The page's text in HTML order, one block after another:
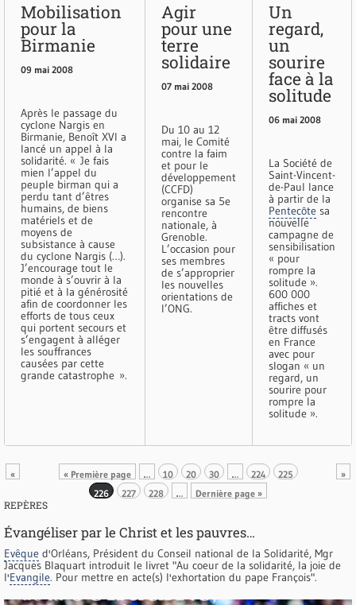
Mobilisation
pour la
Birmanie
09 mai 2008
Après le passage du
cyclone Nargis en
Birmanie, Benoît XVI a
lancé un appel à la
solidarité. « Je fais
mien l’appel du
peuple birman qui a
perdu tant d’êtres
humains, de biens
matériels et de
moyens de
subsistance à cause
du cyclone Nargis (…).
J’encourage tout le
monde à s’ouvrir à la
pitié et à la générosité
afin de coordonner les
efforts de tous ceux
qui portent secours et
s’engagent à alléger
les souffrances
causées par cette
grande catastrophe ».
Agir
pour une
terre
solidaire
07 mai 2008
Du 10 au 12
mai, le Comité
contre la faim
et pour le
développement
(CCFD)
organise sa 5e
rencontre
nationale, à
Grenoble.
L’occasion pour
ses membres
de s’approprier
les nouvelles
orientations de
l’ONG.
Un
regard,
un
sourire
face à la
solitude
06 mai 2008
La Société de
Saint-Vincent-
de-Paul lance
à partir de la
Pentecôte sa
nouvelle
campagne de
sensibilisation
« pour
rompre la
solitude ».
600 000
affiches et
tracts vont
être diffusés
en France
avec pour
slogan « un
regard, un
sourire pour
rompre la
solitude ».
« Première page
« … 10 20 30 … 224
225
226
227 228 …
»
Dernière page »
REPÈRES
Évangéliser par le Christ et les pauvres…
Evêque d'Orléans, Président du Conseil national de la Solidarité, Mgr
Jacques Blaquart introduit le livret "Au coeur de la solidarité, la joie de
l'Evangile. Pour mettre en acte(s) l'exhortation du pape François".